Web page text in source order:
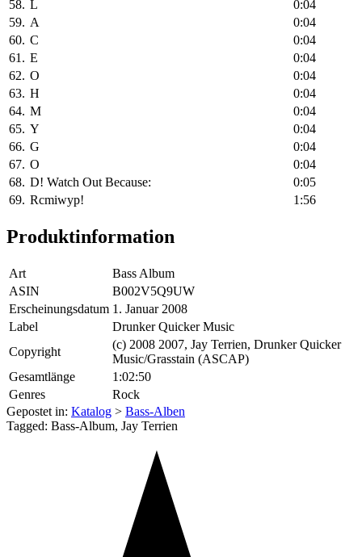
58. L
0:04
59. A
0:04
60. C
0:04
61. E
0:04
62. O
0:04
63. H
0:04
64. M
0:04
65. Y
0:04
66. G
0:04
67. O
0:04
68. D! Watch Out Because:
0:05
69. Rcmiwyp! 1:56
Produktinformation
Art
Bass Album
ASIN
B002V5Q9UW
Erscheinungsdatum 1. Januar 2008
Label
Drunker Quicker Music
Copyright
(c) 2008 2007, Jay Terrien, Drunker Quicker
Music/Grasstain (ASCAP)
Gesamtlänge
1:02:50
Genres
Rock
Gepostet in: Katalog > Bass-Alben
Tagged: Bass-Album, Jay Terrien